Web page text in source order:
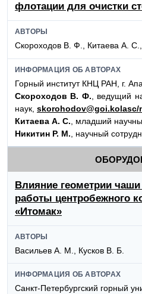
флотации для очистки
АВТОРЫ
Скороходов В. Ф., Китаева А.
ИНФОРМАЦИЯ ОБ АВТОРАХ
Горный институт КНЦ РАН, г.
Скороходов В. Ф. , ведущий
наук, skorohodov@goi.kolasc/
Китаева А. С. , младший
Никитин Р. М. , научный
Влияние геометрии чаши
работы центробежного
«Итомак»
АВТОРЫ
Васильев А. М., Кусков В. Б.
ИНФОРМАЦИЯ ОБ АВТОРАХ
Санкт-Петербургский горный